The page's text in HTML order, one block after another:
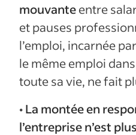
mouvanteentre
et pauses
l’emploi, incarnée
le même emploi
toute sa vie, ne fait
•La montée en
l’entreprise n’est